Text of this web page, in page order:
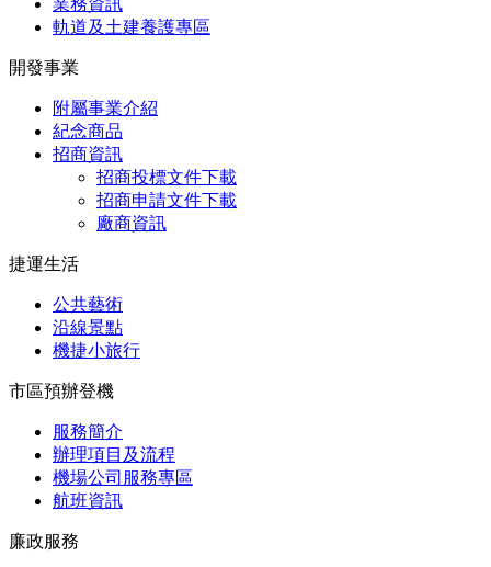
業務資訊
軌道及土建養護專區
開發事業
附屬事業介紹
紀念商品
招商資訊
招商投標文件下載
招商申請文件下載
廠商資訊
捷運生活
公共藝術
沿線景點
機捷小旅行
市區預辦登機
服務簡介
辦理項目及流程
機場公司服務專區
航班資訊
廉政服務